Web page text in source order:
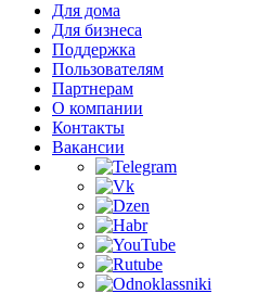
Для дома
Для бизнеса
Поддержка
Пользователям
Партнерам
О компании
Контакты
Вакансии